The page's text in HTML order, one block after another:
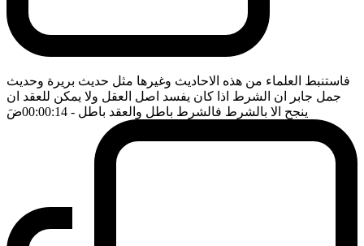
فاستنبط العلماء من هذه الاحاديث وغيرها مثل حديث بريرة وحديث
جمل جابر ان الشرط اذا كان يفسد اصل العقل ولا يمكن للعقد ان
ينجح الا بالشرط فالشرط باطل والعقد باطل - 00:00:14 ضَ